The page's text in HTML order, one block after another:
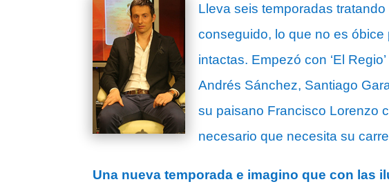
Lleva seis temporadas
conseguido, lo que no es
intactas. Empezó con ‘El
Andrés Sánchez, Santiago
su paisano Francisco Lorenzo
necesario que necesita su
Una nueva temporada e imagino que con las